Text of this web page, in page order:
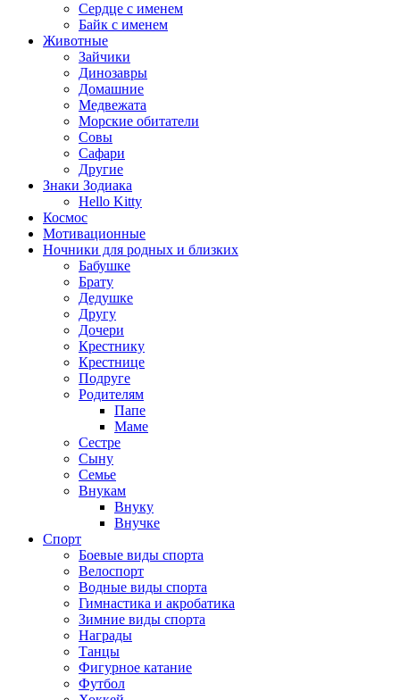
Сердце с именем
Байк с именем
Животные
Зайчики
Динозавры
Домашние
Медвежата
Морские обитатели
Совы
Сафари
Другие
Знаки Зодиака
Hello Kitty
Космос
Мотивационные
Ночники для родных и близких
Бабушке
Брату
Дедушке
Другу
Дочери
Крестнику
Крестнице
Подруге
Родителям
Папе
Маме
Сестре
Сыну
Семье
Внукам
Внуку
Внучке
Спорт
Боевые виды спорта
Велоспорт
Водные виды спорта
Гимнастика и акробатика
Зимние виды спорта
Награды
Танцы
Фигурное катание
Футбол